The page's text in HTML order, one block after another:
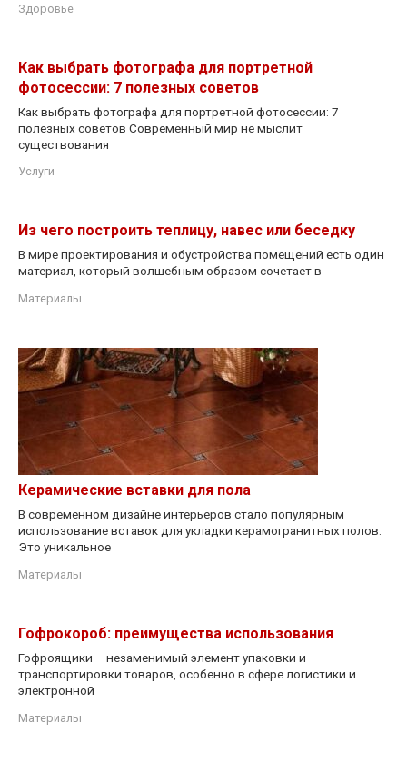
Здоровье
Как выбрать фотографа для портретной
фотосессии: 7 полезных советов
Как выбрать фотографа для портретной фотосессии: 7
полезных советов Современный мир не мыслит
существования
Услуги
Из чего построить теплицу, навес или беседку
В мире проектирования и обустройства помещений есть один
материал, который волшебным образом сочетает в
Материалы
Керамические вставки для пола
В современном дизайне интерьеров стало популярным
использование вставок для укладки керамогранитных полов.
Это уникальное
Материалы
Гофрокороб: преимущества использования
Гофроящики – незаменимый элемент упаковки и
транспортировки товаров, особенно в сфере логистики и
электронной
Материалы